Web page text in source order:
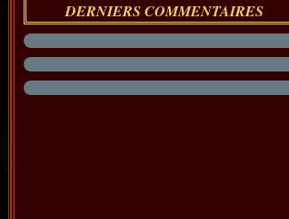
DERNIERS COMMENTAIRES